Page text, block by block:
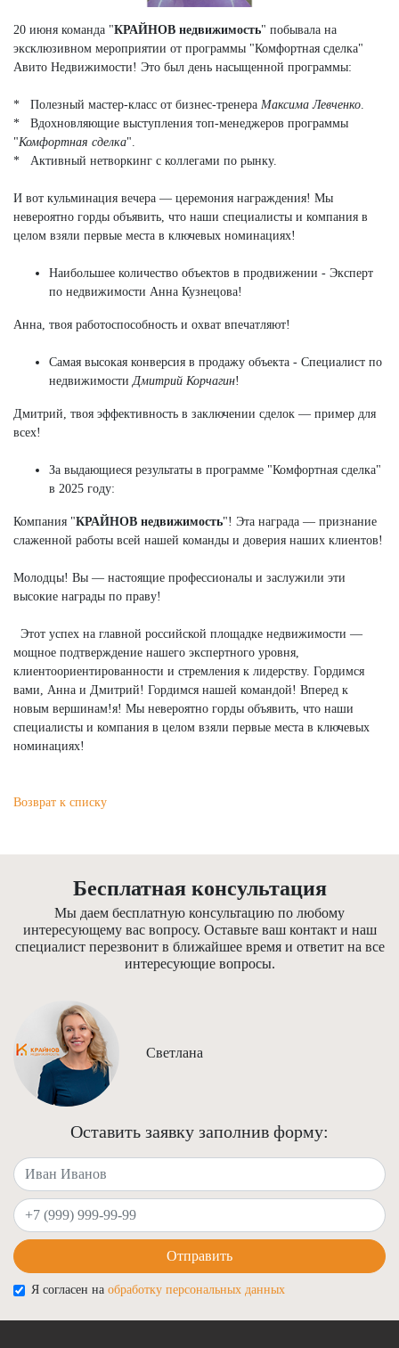
20 июня команда "КРАЙНОВ недвижимость" побывала на
эксклюзивном мероприятии от программы "Комфортная сделка"
Авито Недвижимости! Это был день насыщенной программы:
* Полезный мастер-класс от бизнес-тренера Максима Левченко
* Вдохновляющие выступления топ-менеджеров программы
"Комфортная сделка".
* Активный нетворкинг с коллегами по рынку.
И вот кульминация вечера — церемония награждения! Мы
невероятно горды объявить, что наши специалисты и компания в
целом взяли первые места в ключевых номинациях!
Наибольшее количество объектов в продвижении - Эксперт
по недвижимости Анна Кузнецова!
Анна, твоя работоспособность и охват впечатляют!
Самая высокая конверсия в продажу объекта - Специалист по
недвижимости Дмитрий Корчагин!
Дмитрий, твоя эффективность в заключении сделок — пример для
всех!
За выдающиеся результаты в программе "Комфортная сделка"
в 2025 году:
Компания "КРАЙНОВ недвижимость"! Эта награда — признание
слаженной работы всей нашей команды и доверия наших клиентов!
Молодцы! Вы — настоящие профессионалы и заслужили эти
высокие награды по праву!
Этот успех на главной российской площадке недвижимости —
мощное подтверждение нашего экспертного уровня,
клиентоориентированности и стремления к лидерству. Гордимся
вами, Анна и Дмитрий! Гордимся нашей командой! Вперед к
новым вершинам!я! Мы невероятно горды объявить, что наши
специалисты и компания в целом взяли первые места в ключевых
номинациях!
Возврат к списку
Бесплатная консультация
Мы даем бесплатную консультацию по любому
интересующему вас вопросу. Оставьте ваш контакт и наш
специалист перезвонит в ближайшее время и ответит на все
интересующие вопросы.
Светлана
Оставить заявку заполнив форму:
Ваше имя
Ваш телефон
Отправить
Я согласен на обработку персональных данных